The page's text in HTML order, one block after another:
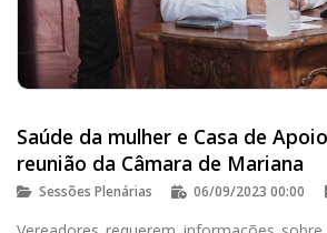
Saúde da mulher e Casa de
reunião da Câmara de Mariana
Sessões Plenárias 06/09/2023 00:00